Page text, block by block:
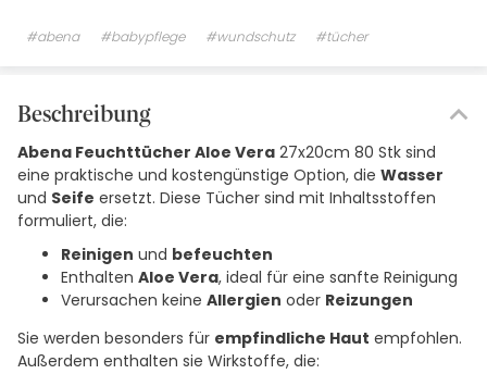
#abena #babypflege #wundschutz #tücher
Beschreibung
Abena Feuchttücher Aloe Vera 27x20cm 80 Stk sind
eine praktische und kostengünstige Option, die Wasser
und Seife ersetzt. Diese Tücher sind mit Inhaltsstoffen
formuliert, die:
Reinigen und befeuchten
Enthalten Aloe Vera, ideal für eine sanfte Reinigung
Verursachen keine Allergien oder Reizungen
Sie werden besonders für empfindliche Haut empfohlen.
Außerdem enthalten sie Wirkstoffe, die: